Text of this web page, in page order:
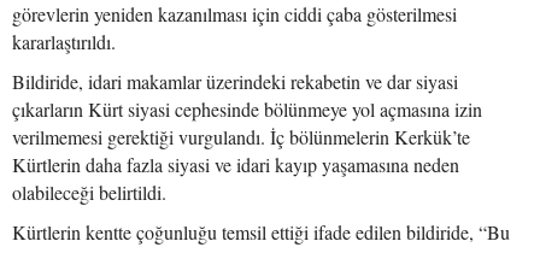
görevlerin yeniden kazanılması için ciddi çaba gösterilmesi
kararlaştırıldı.
Bildiride, idari makamlar üzerindeki rekabetin ve dar siyasi
çıkarların Kürt siyasi cephesinde bölünmeye yol açmasına izin
verilmemesi gerektiği vurgulandı. İç bölünmelerin Kerkük’te
Kürtlerin daha fazla siyasi ve idari kayıp yaşamasına neden
olabileceği belirtildi.
Kürtlerin kentte çoğunluğu temsil ettiği ifade edilen bildiride, “Bu